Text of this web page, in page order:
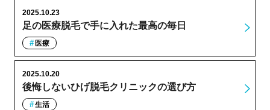
足の医療脱毛で手に入れた最高の毎日
2025.10.23
医療
後悔しないひげ脱毛クリニックの選び方
2025.10.20
生活